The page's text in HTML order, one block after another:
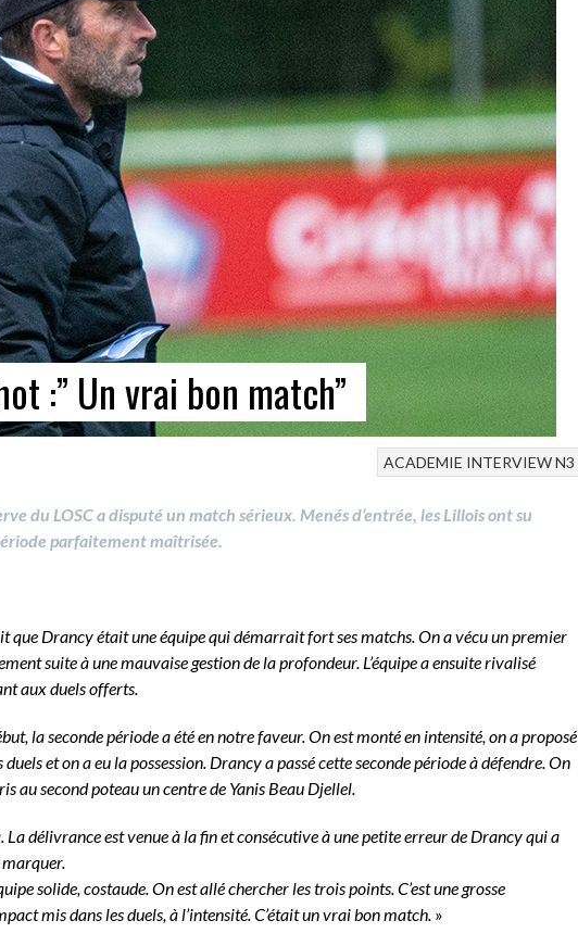
:” Un vrai bon match”
ACADEMIE INTERVIEWN3
du LOSC a disputé un match sérieux. Menés d’entrée, les Lillois ont su
parfaitement maîtrisée.
que Drancy était une équipe qui démarrait fort ses matchs. On a vécu un premier
suite à une mauvaise gestion de la profondeur. L’équipe a ensuite rivalisé
aux duels offerts.
la seconde période a été en notre faveur. On est monté en intensité, on a proposé
et on a eu la possession. Drancy a passé cette seconde période à défendre. On
au second poteau un centre de Yanis Beau Djellel.
délivrance est venue à la fin et consécutive à une petite erreur de Drancy qui a
solide, costaude. On est allé chercher les trois points. C’est une grosse
mis dans les duels, à l’intensité. C’était un vrai bon match. »